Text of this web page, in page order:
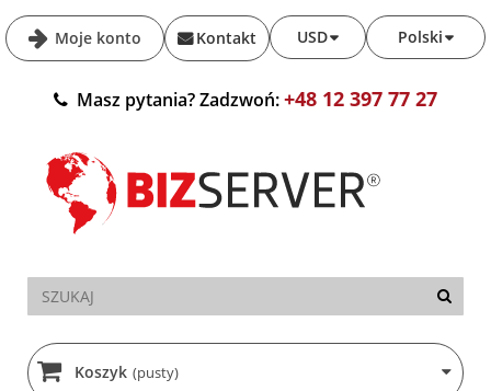
Moje konto Polski
USD
Kontakt
Masz pytania? Zadzwoń:+48 12 397 77 27
Koszyk (pusty)